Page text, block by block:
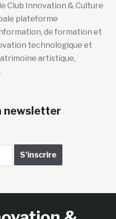
Club Innovation & Culture
plateforme
de formation et
technologique et
artistique,
newsletter